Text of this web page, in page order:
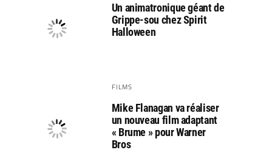
Un animatronique géant de
Grippe-sou chez Spirit
Halloween
FILMS
Mike Flanagan va réaliser
un nouveau film adaptant
« Brume » pour Warner
Bros